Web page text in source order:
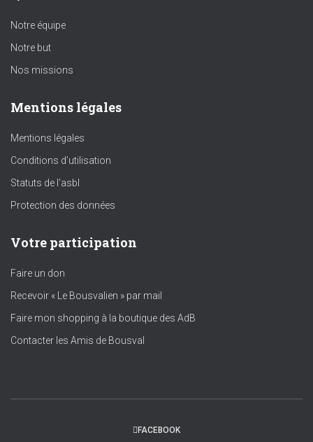
Notre équipe
Notre but
Nos missions
Mentions légales
Mentions légales
Conditions d’utilisation
Statuts de l’asbl
Protection des données
Votre participation
Faire un don
Recevoir « Le Bousvalien » par mail
Faire mon shopping à la boutique des AdB
Contacter les Amis de Bousval
FACEBOOK